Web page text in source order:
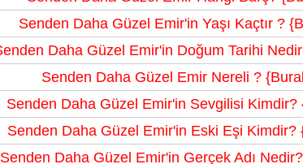
Senden Daha Güzel Emir'in Yaşı Kaçtır ?
Daha Güzel Emir'in Doğum Tarihi
Senden Daha Güzel Emir Nereli ?
Senden Daha Güzel Emir'in Sevgilisi Kimdir?
Senden Daha Güzel Emir'in Eski Eşi Kimdir?
Senden Daha Güzel Emir'in Gerçek Adı